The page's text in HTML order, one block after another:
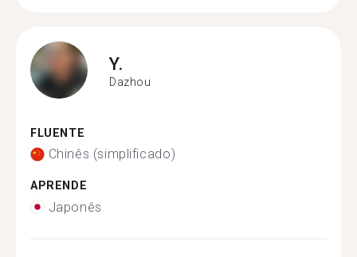
Y.
Dazhou
FLUENTE
Chinês (simplificado)
APRENDE
Japonês